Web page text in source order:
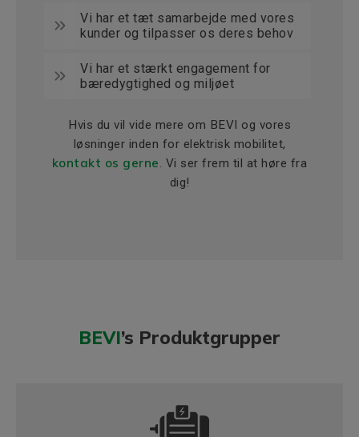
Vi har et tæt samarbejde med vores
kunder og tilpasser os deres behov
Vi har et stærkt engagement for
bæredygtighed og miljøet
Hvis du vil vide mere om BEVI og vores
løsninger inden for elektrisk mobilitet,
kontakt os gerne. Vi ser frem til at høre fra
dig!
BEVI’s Produktgrupper